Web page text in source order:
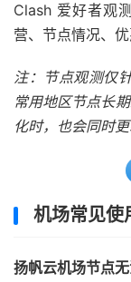
Clash 爱好者观
营、节点情况、优
注：节点观测仅
常用地区节点长
化时，也会同时更
机场常见使
扬帆云机场节点无